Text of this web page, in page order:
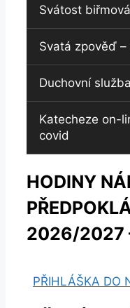
Svátost
Svatá zpověď
Duchovní
Katecheze on-
covid
HODINY
2026/2027
PŘIHLÁŠKA DO